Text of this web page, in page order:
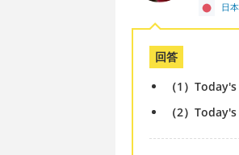
日本
回答
（1）
（2）